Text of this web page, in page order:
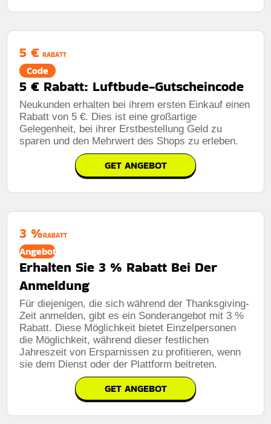
5 € RABATT
Code
5 € Rabatt: Luftbude-Gutscheincode
Neukunden erhalten bei ihrem ersten Einkauf einen
Rabatt von 5 €. Dies ist eine großartige
Gelegenheit, bei ihrer Erstbestellung Geld zu
sparen und den Mehrwert des Shops zu erleben.
GET ANGEBOT
3 %RABATT
Angebot
Erhalten Sie 3 % Rabatt Bei Der
Anmeldung
Für diejenigen, die sich während der Thanksgiving-
Zeit anmelden, gibt es ein Sonderangebot mit 3 %
Rabatt. Diese Möglichkeit bietet Einzelpersonen
die Möglichkeit, während dieser festlichen
Jahreszeit von Ersparnissen zu profitieren, wenn
sie dem Dienst oder der Plattform beitreten.
GET ANGEBOT